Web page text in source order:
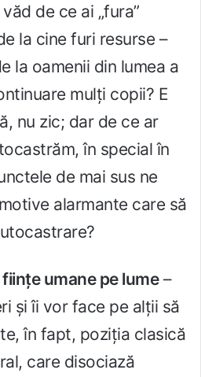
de ce ai „fura”
la cine furi resurse –
la oamenii din lumea a
mulți copii? E
nu zic; dar de ce ar
în special în
de mai sus ne
alarmante care să
umane pe lume–
și îi vor face pe alții să
în fapt, poziția clasică
care disociază